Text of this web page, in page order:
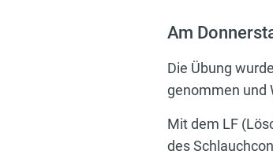
Am
Die Übung
genommen und
Mit dem LF
des